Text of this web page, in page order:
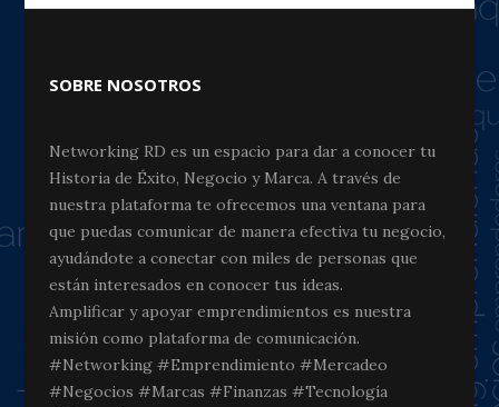
SOBRE NOSOTROS
Networking RD es un espacio para dar a conocer tu
Historia de Éxito, Negocio y Marca. A través de
nuestra plataforma te ofrecemos una ventana para
que puedas comunicar de manera efectiva tu negocio,
ayudándote a conectar con miles de personas que
están interesados en conocer tus ideas.
Amplificar y apoyar emprendimientos es nuestra
misión como plataforma de comunicación.
#Networking #Emprendimiento #Mercadeo
#Negocios #Marcas #Finanzas #Tecnología